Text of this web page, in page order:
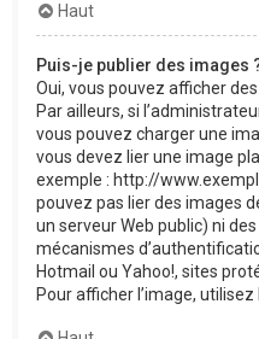
Haut
Puis-je publier des images
Oui, vous pouvez afficher
Par ailleurs, si
vous pouvez charger une
vous devez lier une image
exemple : http://
pouvez pas lier des images
un serveur Web public) ni
mécanismes
Hotmail ou Yahoo!, sites
Pour afficher l’image,